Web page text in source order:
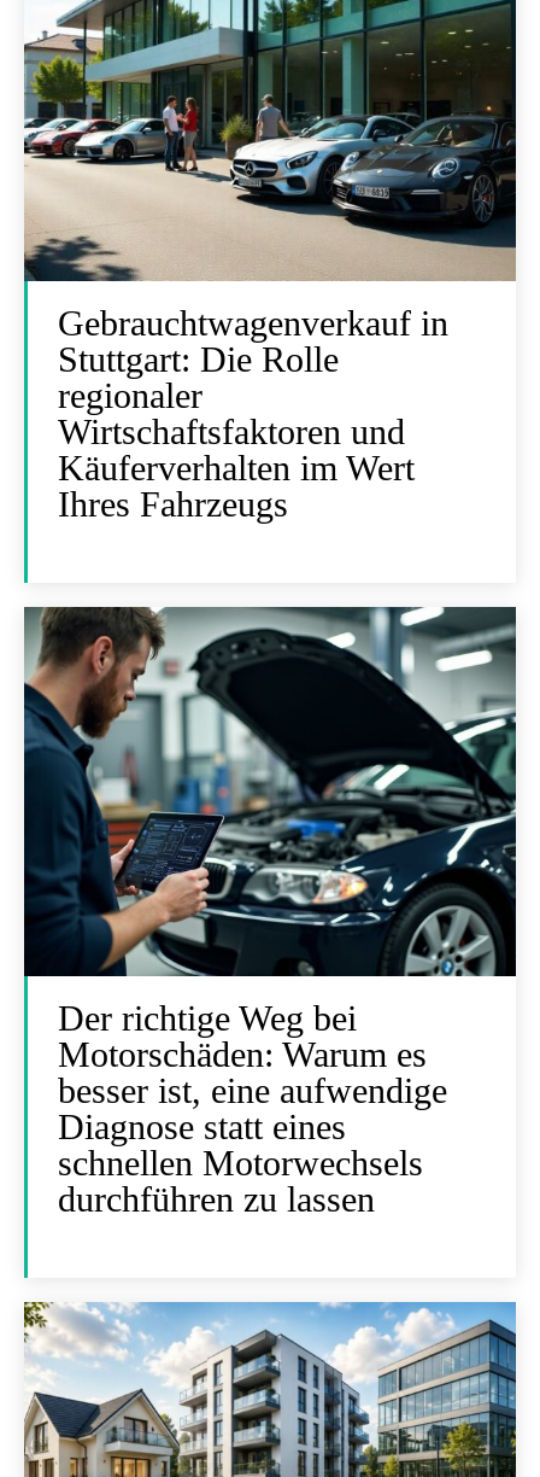
Gebrauchtwagenverkauf in
Stuttgart: Die Rolle
regionaler
Wirtschaftsfaktoren und
Käuferverhalten im Wert
Ihres Fahrzeugs
Der richtige Weg bei
Motorschäden: Warum es
besser ist, eine aufwendige
Diagnose statt eines
schnellen Motorwechsels
durchführen zu lassen